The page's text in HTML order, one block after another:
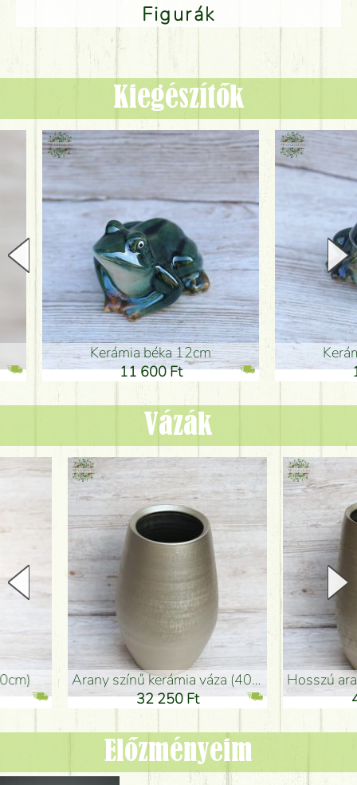
Figurák
Kiegészítők
Kerámia béka 12cm
11 600 Ft
Kerámia
11
Vázák
arany színű kerámia váza (40x26cm)
32 250 Ft
hosszú arany színű
46 250 Ft
Előzményeim